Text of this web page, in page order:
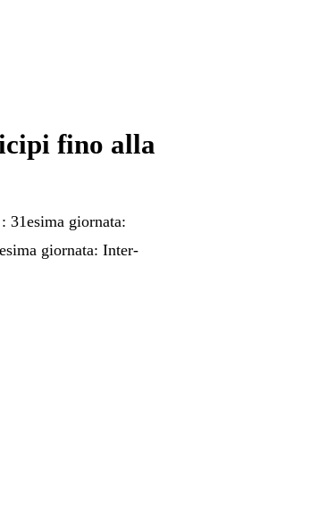
fino alla
giornata:
giornata: Inter-